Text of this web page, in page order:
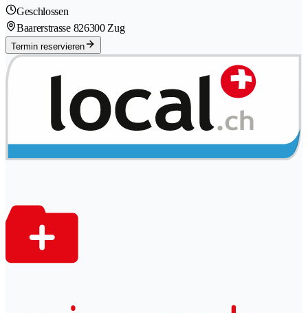
Geschlossen
Baarerstrasse 826300 Zug
Termin reservieren